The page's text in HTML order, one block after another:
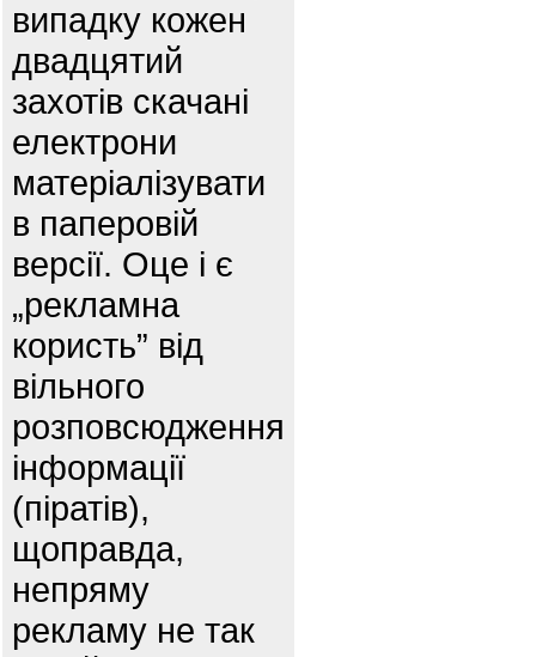
випадку кожен
двадцятий
захотів скачані
електрони
матеріалізувати
в паперовій
версії. Оце і є
„рекламна
користь” від
вільного
розповсюдження
інформації
(піратів),
щоправда,
непряму
рекламу не так